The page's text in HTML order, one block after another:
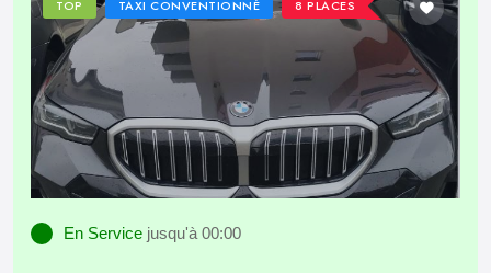
TOP TAXI CONVENTIONNÉ 8 PLACES
En Service jusqu'à 00:00